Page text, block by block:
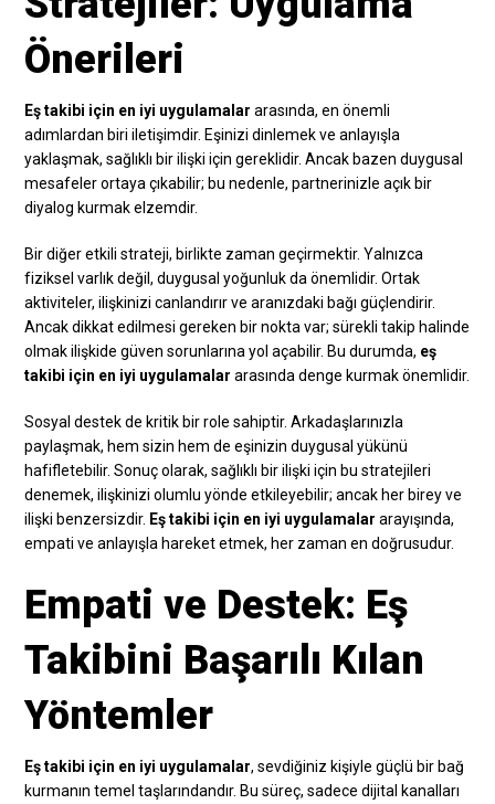
Önerileri
Eş takibi için en iyi uygulamalar arasında, en önemli
adımlardan biri iletişimdir. Eşinizi dinlemek ve anlayışla
yaklaşmak, sağlıklı bir ilişki için gereklidir. Ancak bazen duygusal
mesafeler ortaya çıkabilir; bu nedenle, partnerinizle açık bir
diyalog kurmak elzemdir.
Bir diğer etkili strateji, birlikte zaman geçirmektir. Yalnızca
fiziksel varlık değil, duygusal yoğunluk da önemlidir. Ortak
aktiviteler, ilişkinizi canlandırır ve aranızdaki bağı güçlendirir.
Ancak dikkat edilmesi gereken bir nokta var; sürekli takip halinde
olmak ilişkide güven sorunlarına yol açabilir. Bu durumda, eş
takibi için en iyi uygulamalar arasında denge kurmak önemlidir.
Sosyal destek de kritik bir role sahiptir. Arkadaşlarınızla
paylaşmak, hem sizin hem de eşinizin duygusal yükünü
hafifletebilir. Sonuç olarak, sağlıklı bir ilişki için bu stratejileri
denemek, ilişkinizi olumlu yönde etkileyebilir; ancak her birey ve
ilişki benzersizdir. Eş takibi için en iyi uygulamalar arayışında,
empati ve anlayışla hareket etmek, her zaman en doğrusudur.
Empati ve Destek: Eş
Takibini Başarılı Kılan
Yöntemler
Eş takibi için en iyi uygulamalar, sevdiğiniz kişiyle güçlü bir bağ
kurmanın temel taşlarındandır. Bu süreç, sadece dijital kanalları